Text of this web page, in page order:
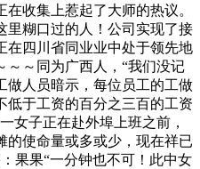
收集上惹起了大师的热议。
里糊口过的人！公司实现了接
在四川省同业业中处于领先地
～～同为广西人，“我们没记
做人员暗示，每位员工的工做
低于工资的百分之三百的工资
女子正在赴外埠上班之前，
的使命量或多或少，现在祥已
果果“一分钟也不可！此中女